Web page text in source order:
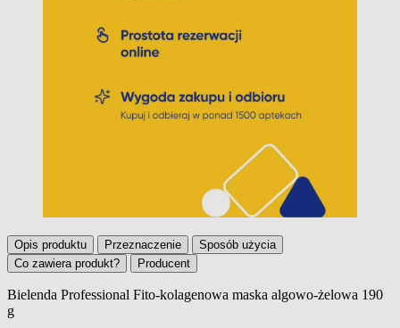
Opis produktu Przeznaczenie
Sposób użycia
Co zawiera produkt?
Producent
Opis produktu
Bielenda Professional Fito-kolagenowa maska algowo-żelowa 190
g